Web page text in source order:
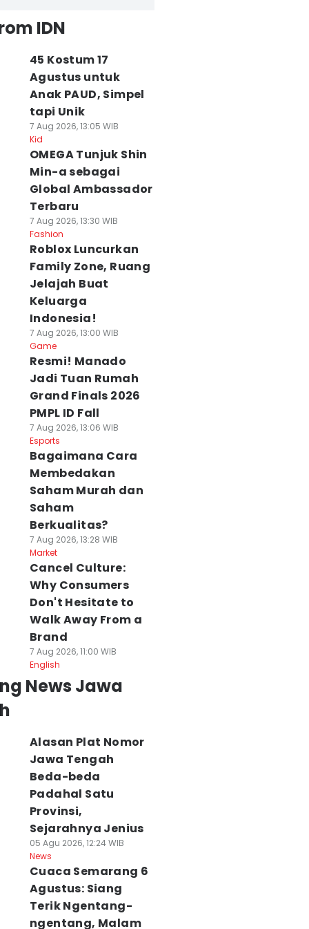
Cuaca
Raya Hari Ini 7
2026:
Kemarau!
Cuaca Semarang 7
Agustus: Siang
Terik Menyengat
Pol, Malam Dingin
IDN
45 Kostum 17
Agustus untuk
Anak PAUD, Simpel
tapi Unik
7 Aug 2026, 13:05 WIB
Kid
OMEGA Tunjuk Shin
Min-a sebagai
Global Ambassador
Terbaru
7 Aug 2026, 13:30 WIB
Fashion
Roblox Luncurkan
Family Zone, Ruang
Jelajah Buat
Keluarga
Indonesia!
7 Aug 2026, 13:00 WIB
Game
Resmi! Manado
Jadi Tuan Rumah
Grand Finals 2026
PMPL ID Fall
7 Aug 2026, 13:06 WIB
Esports
Bagaimana Cara
Membedakan
Saham Murah dan
Saham
Berkualitas?
7 Aug 2026, 13:28 WIB
Market
Cancel Culture:
Why Consumers
Don't Hesitate to
Walk Away From a
Brand
7 Aug 2026, 11:00 WIB
English
News Jawa
Alasan Plat Nomor
Jawa Tengah
Beda-beda
Padahal Satu
Provinsi,
Sejarahnya Jenius
05 Agu 2026, 12:24 WIB
News
Cuaca Semarang 6
Agustus: Siang
Terik Ngentang-
ngentang, Malam